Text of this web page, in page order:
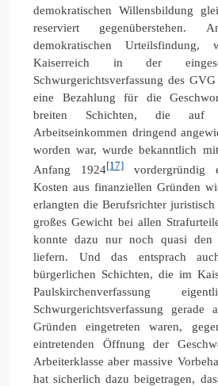
demokratischen Willensbildung
reserviert gegenüberstehen.
demokratischen
Kaiserreich in der
Schwurgerichtsverfassung des
eine Bezahlung für die
breiten Schichten, die auf
Arbeitseinkommen dringend
worden war, wurde bekanntlich
Anfang 1924[17] vordergründig
Kosten aus finanziellen Gründen
erlangten die Berufsrichter
großes Gewicht bei allen
konnte dazu nur noch quasi den
liefern. Und das entsprach
bürgerlichen Schichten, die im
Paulskirchenverfassung
Schwurgerichtsverfassung gerade
Gründen eingetreten waren,
eintretenden Öffnung der
Arbeiterklasse aber massive
hat sicherlich dazu beigetragen,